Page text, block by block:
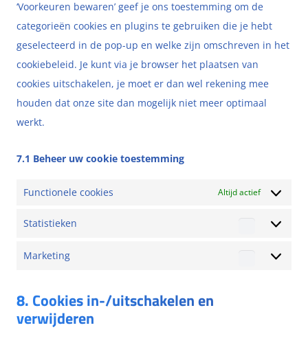
‘Voorkeuren bewaren’ geef je ons toestemming om de
categorieën cookies en plugins te gebruiken die je hebt
geselecteerd in de pop-up en welke zijn omschreven in het
cookiebeleid. Je kunt via je browser het plaatsen van
cookies uitschakelen, je moet er dan wel rekening mee
houden dat onze site dan mogelijk niet meer optimaal
werkt.
7.1 Beheer uw cookie toestemming
Functionele cookies Altijd actief
Statistieken
Marketing
8. Cookies in-/uitschakelen en
verwijderen